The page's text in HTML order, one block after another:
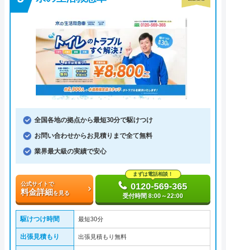
全国各地の拠点から最短30分で駆けつけ
お問い合わせからお見積りまで全て無料
業界最大級の実績で安心
公式サイトで
料金詳細を見る
まずは電話相談！
0120-569-365
受付時間 8:00～22:00
駆けつけ時間 最短30分
出張見積もり 出張見積もり無料